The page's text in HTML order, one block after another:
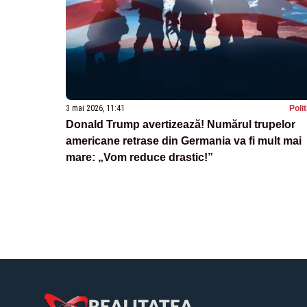
3 mai 2026, 11:41
Donald Trump avertizează! Numărul trupelor
americane retrase din Germania va fi mult mai
mare: „Vom reduce drastic!”